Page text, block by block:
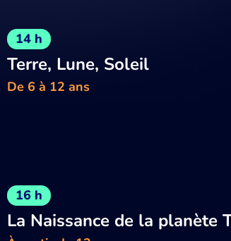
14 h
Terre, Lune, Soleil
De 6 à 12 ans
16 h
La Naissance de la planète